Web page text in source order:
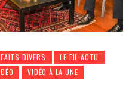
FAITS DIVERS
LE FIL ACTU
VIDÉO À LA UNE